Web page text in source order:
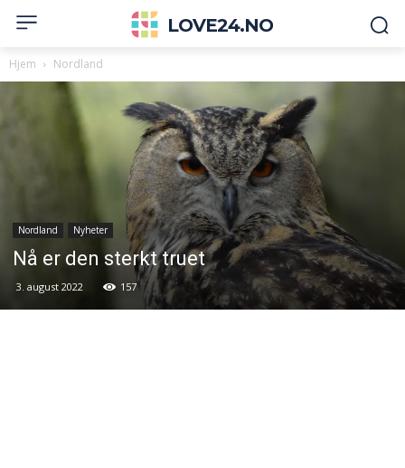
LOVE24.NO
Hjem Nordland
Nordland Nyheter
Nå er den sterkt truet
3. august 2022 157